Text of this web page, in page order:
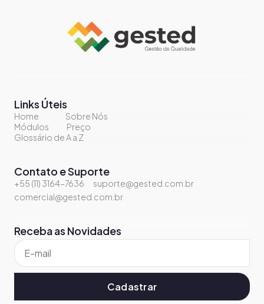
Receba as Novidades
Cadastrar
Links Úteis
Home
Sobre Nós
Módulos
Preço
Glossário de A a Z
Contato e Suporte
+55 (11) 3164-7636
suporte@gested.com.br
comercial@gested.com.br